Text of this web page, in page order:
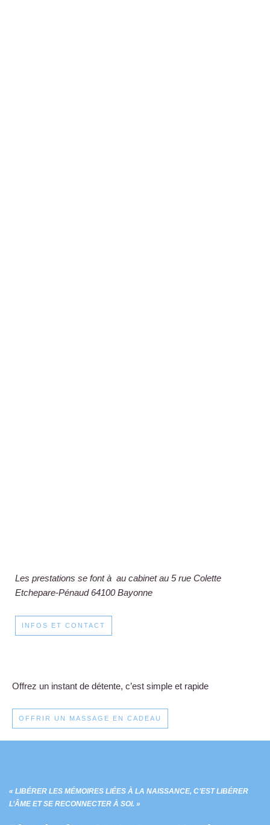
Les prestations se font à au cabinet au 5 rue Colette
Etchepare-Pénaud 64100 Bayonne
INFOS ET CONTACT
Offrez un instant de détente, c’est simple et rapide
OFFRIR UN MASSAGE EN CADEAU
« LIBÉRER LES MÉMOIRES LIÉES À LA NAISSANCE, C’EST LIBÉRER
L’ÂME ET SE RECONNECTER À SOI. »